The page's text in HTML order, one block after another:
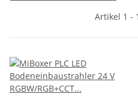
Artikel 1 -